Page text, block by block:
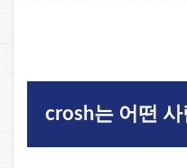
crosh는 어떤